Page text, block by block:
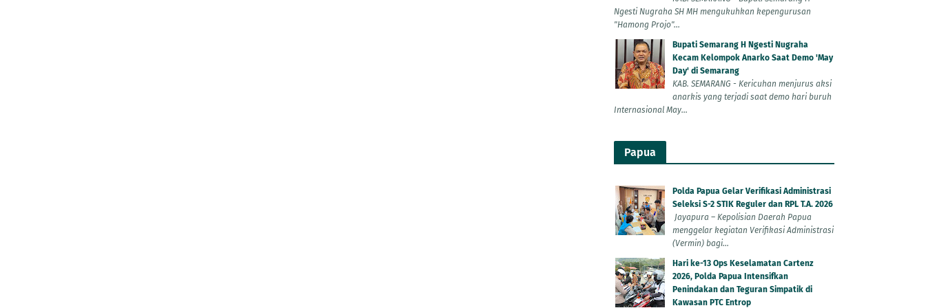
Ngesti Nugraha SH MH mengukuhkan kepengurusan
"Hamong Projo"...
Bupati Semarang H Ngesti Nugraha
Kecam Kelompok Anarko Saat Demo 'May
Day' di Semarang
KAB. SEMARANG - Kericuhan menjurus aksi
anarkis yang terjadi saat demo hari buruh
Internasional May...
Papua
Polda Papua Gelar Verifikasi Administrasi
Seleksi S-2 STIK Reguler dan RPL T.A. 2026
Jayapura – Kepolisian Daerah Papua
menggelar kegiatan Verifikasi Administrasi
(Vermin) bagi...
Hari ke-13 Ops Keselamatan Cartenz
2026, Polda Papua Intensifkan
Penindakan dan Teguran Simpatik di
Kawasan PTC Entrop